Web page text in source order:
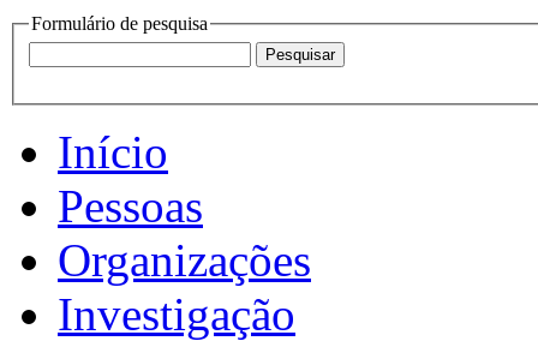
Formulário de pesquisa
Início
Pessoas
Organizações
Investigação